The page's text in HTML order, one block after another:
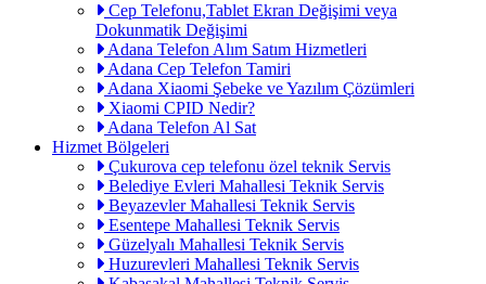
Cep Telefonu,Tablet Ekran Değişimi veya
Dokunmatik Değişimi
Adana Telefon Alım Satım Hizmetleri
Adana Cep Telefon Tamiri
Adana Xiaomi Şebeke ve Yazılım Çözümleri
Xiaomi CPID Nedir?
Adana Telefon Al Sat
Hizmet Bölgeleri
Çukurova cep telefonu özel teknik Servis
Belediye Evleri Mahallesi Teknik Servis
Beyazevler Mahallesi Teknik Servis
Esentepe Mahallesi Teknik Servis
Güzelyalı Mahallesi Teknik Servis
Huzurevleri Mahallesi Teknik Servis